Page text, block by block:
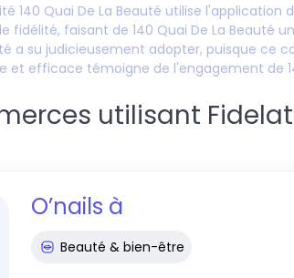
140 Quai De La Beauté utilise l'application
fidélité, faisant de 140 Quai De La Beauté
a su judicieusement adopter, puisque ce
et efficace témoigne de l'engagement de
utilisant
O’nails à
Beauté & bien-être